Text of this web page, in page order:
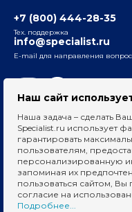
ул. Воронцовская, д.
Бауманский
ул. Бауманская, д. 6,
+7 (800) 444-28-35
Тех. поддержка
info@specialist.ru
E-mail для направления
Сведения об образовательных
Вакансии для преподавателей
На информационном ресурсе
Наш сайт
Наша задача – сделать
Specialist.ru использует
гарантировать
пользователям,
персонализированную
запоминая их
пользоваться сайтом, Вы
согласие на
Подробнее...